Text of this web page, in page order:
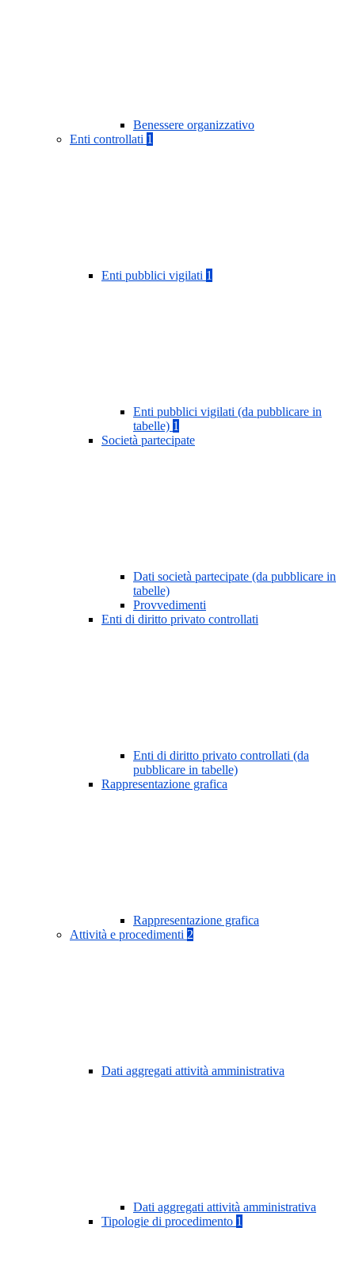
Benessere organizzativo
Enti controllati 1
Enti pubblici vigilati 1
Enti pubblici vigilati (da pubblicare in
tabelle) 1
Società partecipate
Dati società partecipate (da pubblicare in
tabelle)
Provvedimenti
Enti di diritto privato controllati
Enti di diritto privato controllati (da
pubblicare in tabelle)
Rappresentazione grafica
Rappresentazione grafica
Attività e procedimenti 2
Dati aggregati attività amministrativa
Dati aggregati attività amministrativa
Tipologie di procedimento 1